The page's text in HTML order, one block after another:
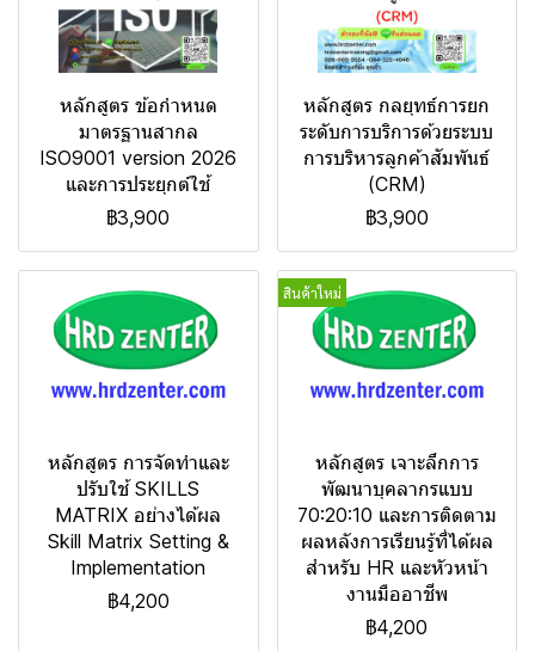
หลักสูตร ข้อกำหนด
มาตรฐานสากล
ISO9001 version 2026
และการประยุกต์ใช้
฿3,900
หลักสูตร กลยุทธ์การยก
ระดับการบริการด้วยระบบ
การบริหารลูกค้าสัมพันธ์
(CRM)
฿3,900
หลักสูตร การจัดทำและ
ปรับใช้ SKILLS
MATRIX อย่างได้ผล
Skill Matrix Setting &
Implementation
฿4,200
สินค้าใหม่
หลักสูตร เจาะลึกการ
พัฒนาบุคลากรแบบ
70:20:10 และการติดตาม
ผลหลังการเรียนรู้ที่ได้ผล
สำหรับ HR และหัวหน้า
งานมืออาชีพ
฿4,200